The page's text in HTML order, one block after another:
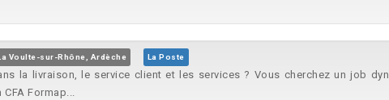
Voulte-sur-Rhône, Ardèche La Poste
la livraison, le service client et les services ? Vous cherchez un job
Formap...